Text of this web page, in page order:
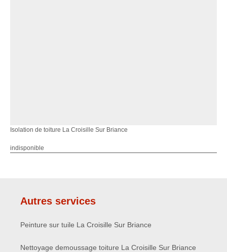
Isolation de toiture La Croisille Sur Briance
indisponible
Autres services
Peinture sur tuile La Croisille Sur Briance
Nettoyage demoussage toiture La Croisille Sur Briance